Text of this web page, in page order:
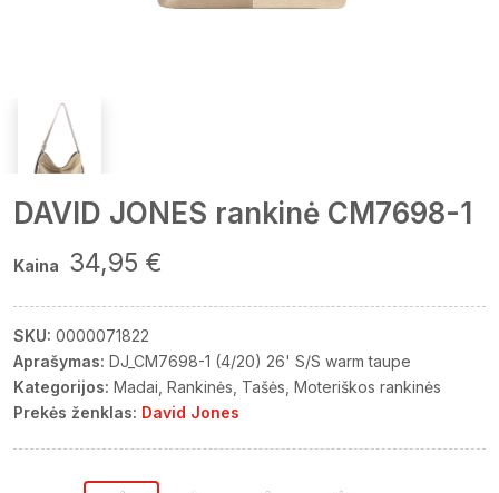
DAVID JONES rankinė CM7698-1
Kaina 34,95 €
SKU: 0000071822
Aprašymas: DJ_CM7698-1 (4/20) 26' S/S warm taupe
Kategorijos: Madai Rankinės Tašės Moteriškos rankinės
Prekės ženklas: David Jones